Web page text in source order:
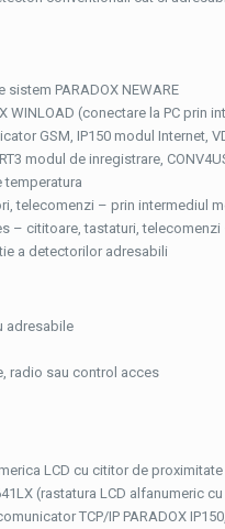
PARADOX NEWARE
(conectare la PC prin
GSM, IP150 modul Internet,
modul de inregistrare,
temperatura
telecomenzi – prin intermediul
– cititoare, tastaturi,
a detectorilor adresabili
adresabile
radio sau control acces
LCD cu cititor de
(rastatura LCD alfanumeric
TCP/IP PARADOX